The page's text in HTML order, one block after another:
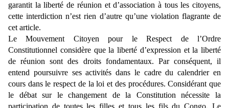
garantit la liberté de réunion et d’association à tous les citoyens,
cette interdiction n’est rien d’autre qu’une violation flagrante de
cet article.
Le Mouvement Citoyen pour le Respect de l’Ordre
Constitutionnel considère que la liberté d’expression et la liberté
de réunion sont des droits fondamentaux. Par conséquent, il
entend poursuivre ses activités dans le cadre du calendrier en
cours dans le respect de la loi et des procédures. Considérant que
le débat sur le changement de la Constitution nécessite la
participation de toutes les filles et tous les fils du Congo, Le